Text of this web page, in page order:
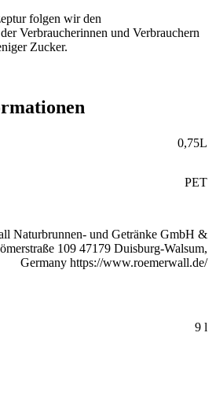
folgen wir den
Verbraucherinnen und Verbrauchern
Zucker.
0,75L
PET
Naturbrunnen- und Getränke GmbH &
109 47179 Duisburg-Walsum,
Germany https://www.roemerwall.de/
9 l